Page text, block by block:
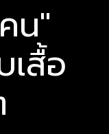
น"
สื้อ